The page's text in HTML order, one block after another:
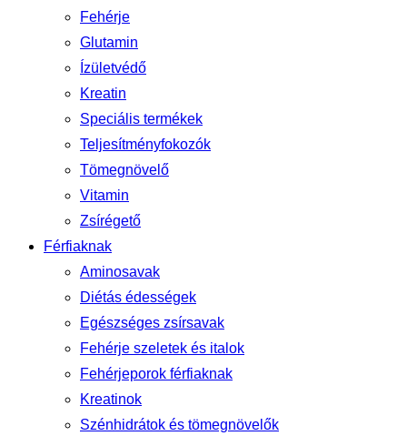
Fehérje
Glutamin
Ízületvédő
Kreatin
Speciális termékek
Teljesítményfokozók
Tömegnövelő
Vitamin
Zsírégető
Férfiaknak
Aminosavak
Diétás édességek
Egészséges zsírsavak
Fehérje szeletek és italok
Fehérjeporok férfiaknak
Kreatinok
Szénhidrátok és tömegnövelők